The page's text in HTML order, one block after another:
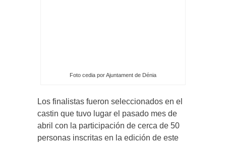
Foto cedia por Ajuntament de Dénia
Los finalistas fueron seleccionados en el
castin que tuvo lugar el pasado mes de
abril con la participación de cerca de 50
personas inscritas en la edición de este